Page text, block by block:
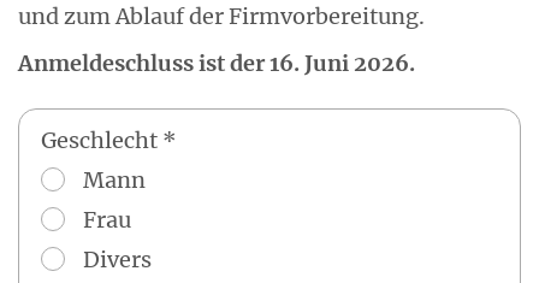
und zum Ablauf der Firmvorbereitung.
Anmeldeschluss ist der 16. Juni 2026.
Geschlecht *
Mann
Frau
Divers